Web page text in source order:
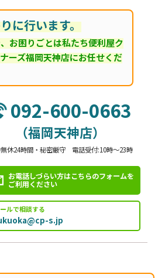
に行います。
お困りごとは私たち便利屋ク
ーズ福岡天神店にお任せくだ
092-600-0663
（福岡天神店）
休24時間・秘密厳守 電話受付:10時～23時
お電話しづらい方はこちらのフォームを
ご利用ください
ルで相談する
s.jp